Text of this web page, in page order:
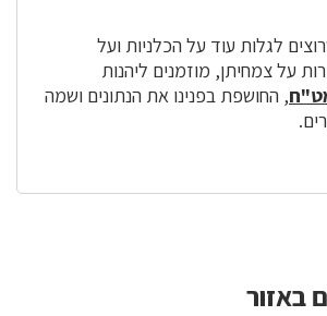
לגלות עוד על הכלניות ועל
על צמחיתן, מוזמנים ליהנות
, החושפת בפנינו את הנתונים ושמה
באזור